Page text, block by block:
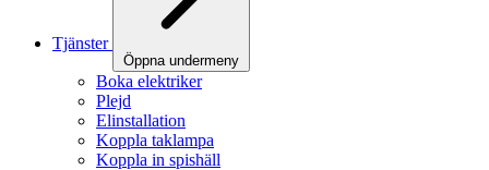
Tjänster
Öppna undermeny
Boka elektriker
Plejd
Elinstallation
Koppla taklampa
Koppla in spishäll